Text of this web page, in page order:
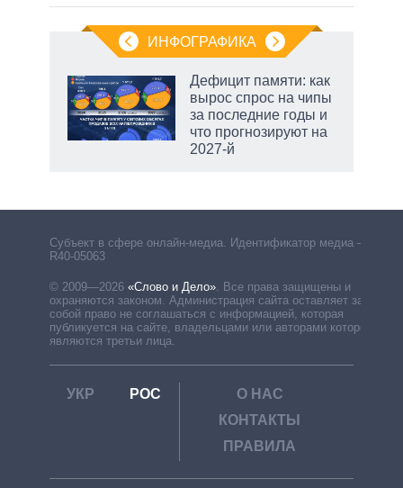
ИНФОГРАФИКА
Дефицит памяти: как
вырос спрос на чипы
за последние годы и
что прогнозируют на
2027-й
Субъект в сфере онлайн-медиа. Идентификатор медиа –
R40-05063
© 2009—2026 «Слово и Дело»
Все права защищены и
охраняются законом. Администрация сайта оставляет за
собой право не соглашаться с информацией, которая
публикуется на сайте, владельцами или авторами которой
являются третьи лица.
УКР РОС
О НАС
КОНТАКТЫ
ПРАВИЛА